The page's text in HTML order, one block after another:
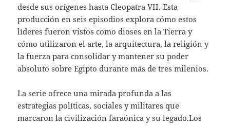
desde sus orígenes hasta Cleopatra VII. Esta
producción en seis episodios explora cómo estos
líderes fueron vistos como dioses en la Tierra y
cómo utilizaron el arte, la arquitectura, la religión y
la fuerza para consolidar y mantener su poder
absoluto sobre Egipto durante más de tres milenios.
La serie ofrece una mirada profunda a las
estrategias políticas, sociales y militares que
marcaron la civilización faraónica y su legado.Los